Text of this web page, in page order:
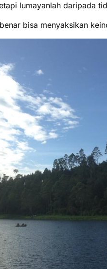
lumayanlah daripada
bisa menyaksikan